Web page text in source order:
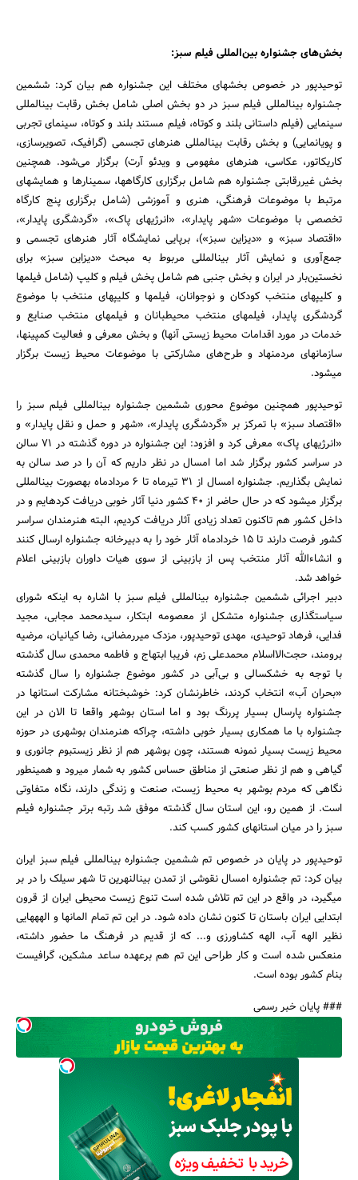
بخش‌های جشنواره بین‌المللی فیلم سبز:
توحیدپور در خصوص بخش‎های مختلف این جشنواره هم بیان کرد: ششمین
جشنواره بین‎المللی فیلم سبز در دو بخش اصلی شامل بخش رقابت بین‎المللی
سینمایی (فیلم داستانی بلند و کوتاه، فیلم مستند بلند و کوتاه، سینمای تجربی
و پویانمایی) و بخش رقابت بین‎المللی هنرهای تجسمی (گرافیک، تصویرسازی،
کاریکاتور، عکاسی، هنرهای مفهومی و ویدئو آرت) برگزار می‏‌شود. همچنین
بخش غیررقابتی جشنواره هم شامل برگزاری کارگاه‎ها، سمینارها و همایش‏های
مرتبط با موضوعات فرهنگی، هنری و آموزشی (شامل برگزاری پنج کارگاه
تخصصی با موضوعات «شهر پایدار»، «انرژی‎های پاک»، «گردشگری پایدار»،
«اقتصاد سبز» و «دیزاین سبز»)، برپایی نمایشگاه آثار هنرهای تجسمی و
جمع‌آوری و نمایش آثار بین‎المللی مربوط به مبحث «دیزاین سبز» برای
نخستین‌بار در ایران و بخش جنبی هم شامل پخش فیلم و کلیپ (شامل فیلم‏ها
و کلیپ‎های منتخب کودکان و نوجوانان، فیلم‎ها و کلیپ‎های منتخب با موضوع
گردشگری پایدار، فیلم‎های منتخب محیط‎بانان و فیلم‎های منتخب صنایع و
خدمات در مورد اقدامات محیط زیستی آنها) و بخش معرفی و فعالیت کمپین‎ها،
سازمان‎های مردم‎نهاد و طرح‎‌های مشارکتی با موضوعات محیط زیست برگزار
می‎شود.
توحیدپور همچنین موضوع محوری ششمین جشنواره بین‎المللی فیلم سبز را
«اقتصاد سبز» با تمرکز بر «گردشگری پایدار»، «شهر و حمل و نقل پایدار» و
«انرژی‎های پاک» معرفی کرد و افزود: این جشنواره در دوره گذشته در 71 سالن
در سراسر کشور برگزار شد اما امسال در نظر داریم که آن را در صد سالن به
نمایش بگذاریم. جشنواره امسال از 31 تیرماه تا 6 مردادماه به‎صورت بین‎المللی
برگزار می‎شود که در حال حاضر از 40 کشور دنیا آثار خوبی دریافت کرده‎ایم و در
داخل کشور هم تاکنون تعداد زیادی آثار دریافت کردیم، البته هنرمندان سراسر
کشور فرصت دارند تا 15 خردادماه آثار خود را به دبیرخانه جشنواره ارسال کنند
و ان‎شاءالله آثار منتخب پس از بازبینی از سوی هیات داوران بازبینی اعلام
خواهد شد.
دبیر اجرائی ششمین جشنواره بین‎المللی فیلم سبز با اشاره به این‏که شورای
سیاستگذاری جشنواره متشکل از معصومه ابتکار، سیدمحمد مجابی، مجید
فدایی، فرهاد توحیدی، مهدی توحید‎پور، مزدک میررمضانی، رضا کیانیان، مرضیه
برومند، حجت‌الااسلام محمدعلی زم، فریبا ابتهاج و فاطمه محمدی سال گذشته
با توجه به خشکسالی و بی‌آبی در کشور موضوع جشنواره را سال گذشته
«بحران آب» انتخاب کردند، خاطرنشان کرد: خوشبختانه مشارکت استان‎ها در
جشنواره پارسال بسیار پررنگ بود و اما استان بوشهر واقعا تا الان در این
جشنواره با ما همکاری بسیار خوبی داشته، چراکه هنرمندان بوشهری در حوزه
محیط زیست بسیار نمونه هستند، چون بوشهر هم از نظر زیست‎بوم جانوری و
گیاهی و هم از نظر صنعتی از مناطق حساس کشور به شمار می‎رود و همین‏طور
نگاهی که مردم بوشهر به محیط زیست، صنعت و زندگی دارند، نگاه متفاوتی
است. از همین رو، این استان سال گذشته موفق شد رتبه برتر جشنواره فیلم
سبز را در میان استان‎های کشور کسب کند.
توحیدپور در پایان در خصوص تم ششمین جشنواره بین‎المللی فیلم سبز ایران
بیان کرد: تم جشنواره امسال نقوشی از تمدن بین‎النهرین تا شهر سیلک را در بر
می‎گیرد، در واقع در این تم تلاش شده است تنوع زیست محیطی ایران از قرون
ابتدایی ایران باستان تا کنون نشان داده شود. در این تم تمام المان‎ها و الهه‎هایی
نظیر الهه آب، الهه کشاورزی و... که از قدیم در فرهنگ ما حضور داشته،
منعکس شده است و کار طراحی این تم هم برعهده ساعد مشکین، گرافیست
بنام کشور بوده است.
### پایان خبر رسمی